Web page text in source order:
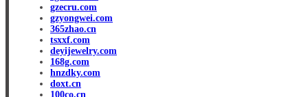
gzecru.com
gzyongwei.com
365zhao.cn
tsxxf.com
deyijewelry.com
168g.com
hnzdky.com
doxt.cn
100co.cn